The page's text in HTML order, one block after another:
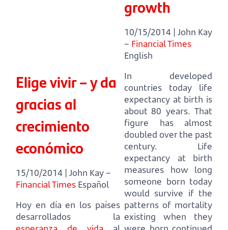
Elige vivir – y da
gracias al
crecimiento
económico
15/10/2014 | John Kay –
Financial Times Español
Hoy en día en los países
desarrollados la
growth
10/15/2014 | John Kay
– Financial Times
English
In developed
countries today life
expectancy at birth is
about 80 years. That
figure has almost
doubled over the past
century.
Life
expectancy at birth
measures how long
someone born today
would survive if the
patterns of mortality
existing when they